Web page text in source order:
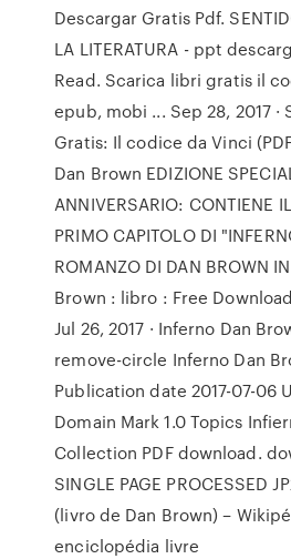
Descargar Gratis Pdf.
LA LITERATURA - ppt
Read. Scarica libri gratis il
epub, mobi ... Sep 28, 2017 ·
Gratis: Il codice da Vinci
Dan Brown EDIZIONE
ANNIVERSARIO: CONTIENE
PRIMO CAPITOLO DI
ROMANZO DI DAN BROWN
Brown : libro : Free
Jul 26, 2017 · Inferno Dan
remove-circle Inferno Dan
Publication date 2017-07-06
Domain Mark 1.0 Topics
Collection PDF download.
SINGLE PAGE PROCESSED
(livro de Dan Brown) –
enciclopédia livre